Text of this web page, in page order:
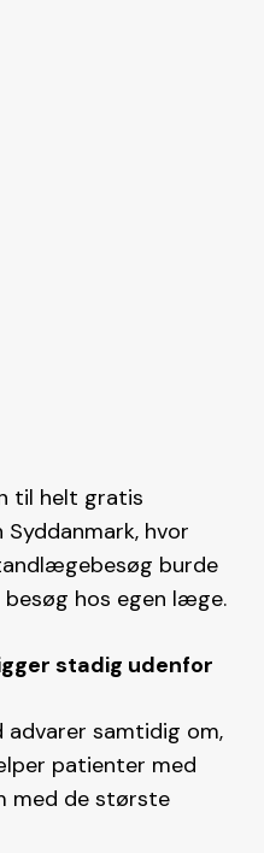
til helt gratis
hvor
burde
hos egen læge.
stadig udenfor
advarer samtidig om,
patienter med
med de største